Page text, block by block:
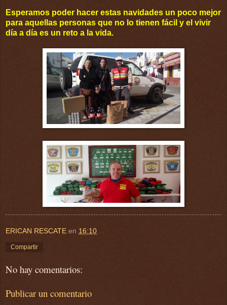
Esperamos poder hacer estas navidades un poco mejor
para aquellas personas que no lo tienen fácil y el vivir
día a día es un reto a la vida.
ERICAN RESCATE en 16:10
Compartir
No hay comentarios:
Publicar un comentario